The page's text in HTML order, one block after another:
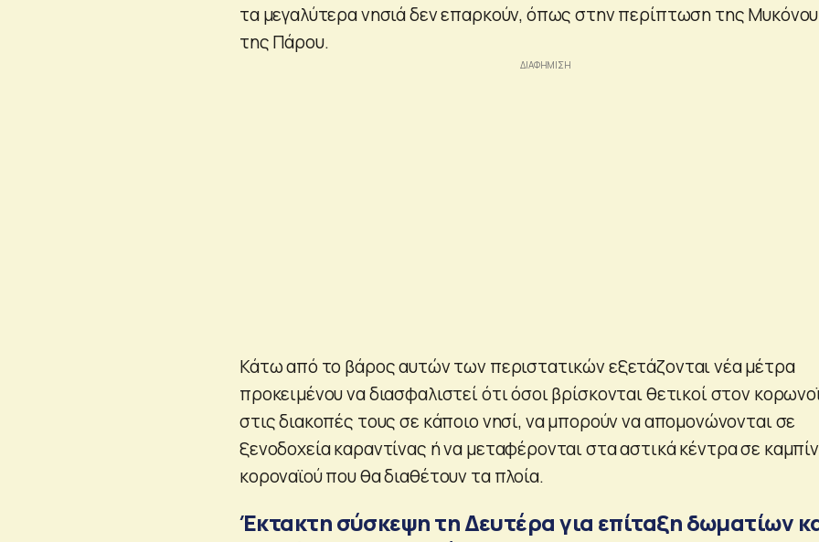
τα μεγαλύτερα νησιά δεν επαρκούν, όπως στην περίπτωση της Μυκόνου
της Πάρου.
Κάτω από το βάρος αυτών των περιστατικών εξετάζονται νέα μέτρα
προκειμένου να διασφαλιστεί ότι όσοι βρίσκονται θετικοί στον
στις διακοπές τους σε κάποιο νησί, να μπορούν να απομονώνονται σε
ξενοδοχεία καραντίνας ή να μεταφέρονται στα αστικά κέντρα σε
κοροναϊού που θα διαθέτουν τα πλοία.
Έκτακτη σύσκεψη τη Δευτέρα για επίταξη δωματίων